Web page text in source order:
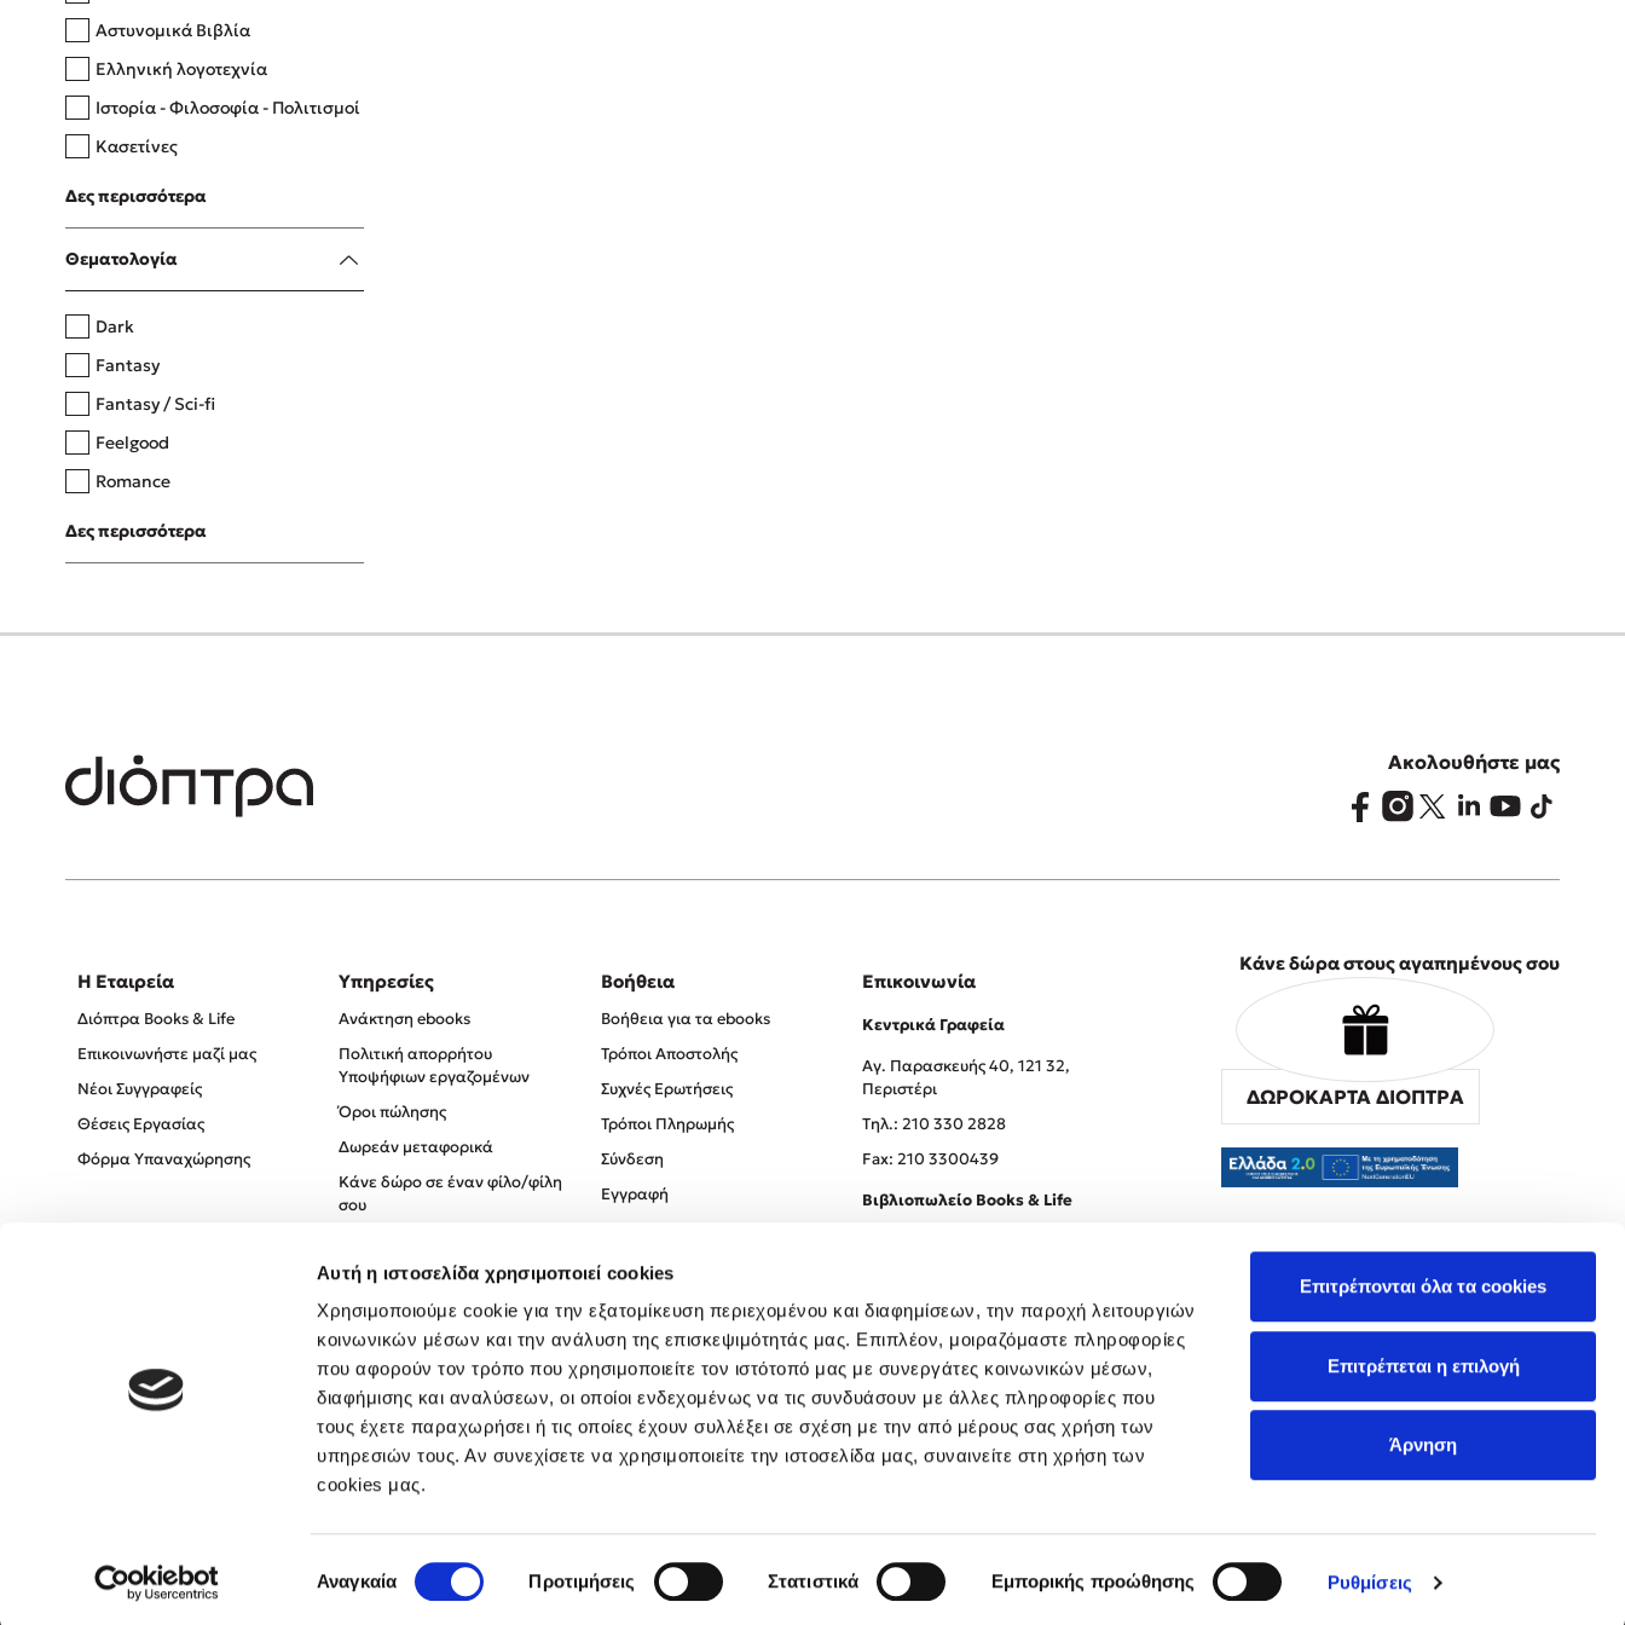
Αυτή η ιστοσελίδα χρησιμοποιεί cookies
Χρησιμοποιούμε cookie για την εξατομίκευση περιεχομένου και διαφημίσεων, την παροχή λειτουργιών
κοινωνικών μέσων και την ανάλυση της επισκεψιμότητάς μας. Επιπλέον, μοιραζόμαστε πληροφορίες
που αφορούν τον τρόπο που χρησιμοποιείτε τον ιστότοπό μας με συνεργάτες κοινωνικών μέσων,
διαφήμισης και αναλύσεων, οι οποίοι ενδεχομένως να τις συνδυάσουν με άλλες πληροφορίες που
τους έχετε παραχωρήσει ή τις οποίες έχουν συλλέξει σε σχέση με την από μέρους σας χρήση των
υπηρεσιών τους. Αν συνεχίσετε να χρησιμοποιείτε την ιστοσελίδα μας, συναινείτε στη χρήση των
cookies μας.
συγκατάθεσης
Αναγκαία Προτιμήσεις Στατιστικά Εμπορικής προώθησης Ρυθμίσεις
Επιτρέπονται όλα τα cookies
Επιτρέπεται η επιλογή
Άρνηση
Δανάη Δεληγεώργη
Πάνω, κάτω, μπροστά, πίσω
Η μέθοδος Αφήστε τους
Αστυνομικά Βιβλία
Ελληνική λογοτεχνία
Ιστορία - Φιλοσοφία - Πολιτισμοί
Κασετίνες
Λευκώματα - Έγχρωμοι οδηγοί
Μαγειρική
Δες περισσότερα
Θεματολογία
Dark
Fantasy
Fantasy / Sci-fi
Feelgood
Romance
Upmarket
Young Adult
Δες περισσότερα
Ακολουθήστε μας
Η Εταιρεία
Διόπτρα Books & Life
Επικοινωνήστε μαζί μας
Νέοι Συγγραφείς
Θέσεις Εργασίας
Φόρμα Υπαναχώρησης
Υπηρεσίες
Ανάκτηση ebooks
Πολιτική απορρήτου
Υποψήφιων εργαζομένων
Όροι πώλησης
Δωρεάν μεταφορικά
Κάνε δώρο σε έναν φίλο/φίλη
σου
Πολιτική Απορρήτου
Όροι χρήσης
Βοήθεια
Βοήθεια για τα ebooks
Τρόποι Αποστολής
Συχνές Ερωτήσεις
Τρόποι Πληρωμής
Σύνδεση
Εγγραφή
Επικοινωνία
Κεντρικά Γραφεία
Αγ. Παρασκευής 40, 121 32,
Περιστέρι
Tηλ.: 210 330 2828
Fax: 210 3300439
Βιβλιοπωλείο Books & Life
Κάνε δώρα στους αγαπημένους σου
ΔΩΡΟΚΑΡΤΑ ΔΙΟΠΤΡΑ
Created by Powered by